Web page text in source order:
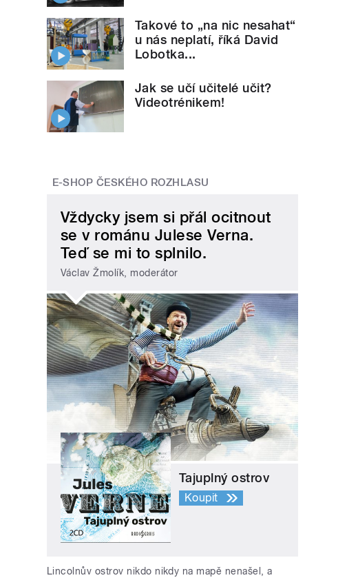
Takové to „na nic nesahat“
u nás neplatí, říká David
Lobotka...
Jak se učí učitelé učit?
Videotrénikem!
E-SHOP ČESKÉHO ROZHLASU
Vždycky jsem si přál ocitnout
se v románu Julese Verna.
Teď se mi to splnilo.
Václav Žmolík, moderátor
Tajuplný ostrov
Koupit
Lincolnův ostrov nikdo nikdy na mapě nenašel, a